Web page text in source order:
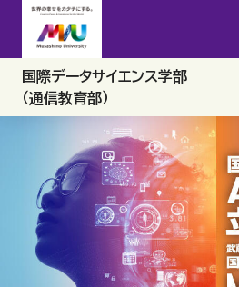
国際データサイエンス学部
（通信教育部）
データサイエンス学科
（通信教育部）
学科ポリシー
カリキュラム
学科の特長
武蔵野データサイエンス